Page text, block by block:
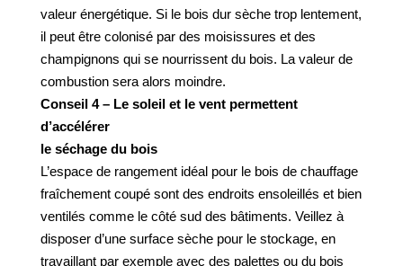
valeur énergétique. Si le bois dur sèche trop lentement,
il peut être colonisé par des moisissures et des
champignons qui se nourrissent du bois. La valeur de
combustion sera alors moindre.
Conseil 4 – Le soleil et le vent permettent
d’accélérer
le séchage du bois
L’espace de rangement idéal pour le bois de chauffage
fraîchement coupé sont des endroits ensoleillés et bien
ventilés comme le côté sud des bâtiments. Veillez à
disposer d’une surface sèche pour le stockage, en
travaillant par exemple avec des palettes ou du bois